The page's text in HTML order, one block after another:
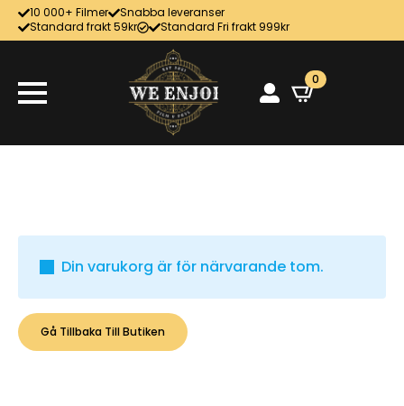
10 000+ Filmer
Snabba leveranser
Standard frakt 59kr
Standard Fri frakt 999kr
0
Din varukorg är för närvarande tom.
Gå Tillbaka Till Butiken